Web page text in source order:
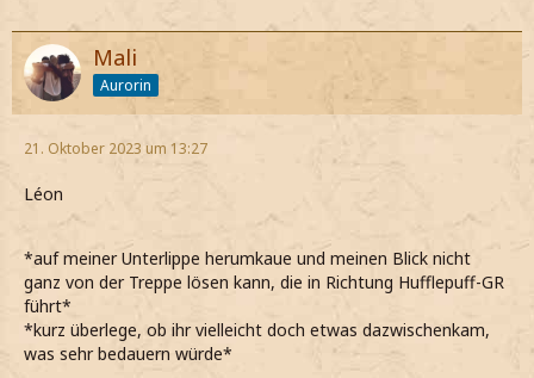
Mali
Aurorin
21. Oktober 2023 um 13:27
Léon
*auf meiner Unterlippe herumkaue und meinen Blick nicht
ganz von der Treppe lösen kann, die in Richtung Hufflepuff-GR
führt*
*kurz überlege, ob ihr vielleicht doch etwas dazwischenkam,
was sehr bedauern würde*